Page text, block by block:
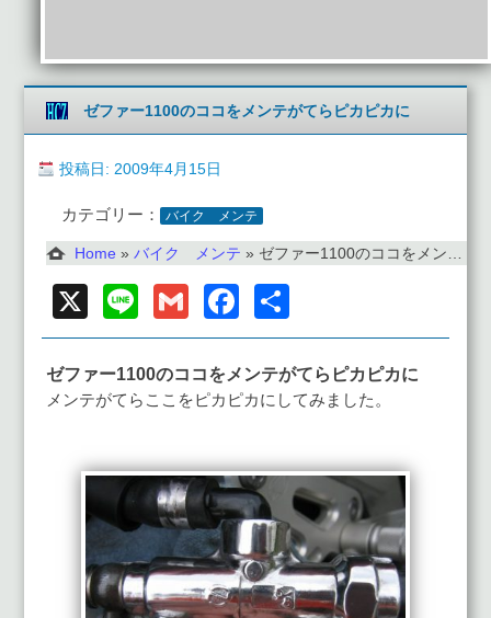
ゼファー1100のココをメンテがてらピカピカに
投稿日: 2009年4月15日
カテゴリー： バイク メンテ
Home » バイク メンテ » ゼファー1100のココをメンテがてらピカピカに
X Line GmailFacebook
有
ゼファー1100のココをメンテがてらピカピカに
メンテがてらここをピカピカにしてみました。